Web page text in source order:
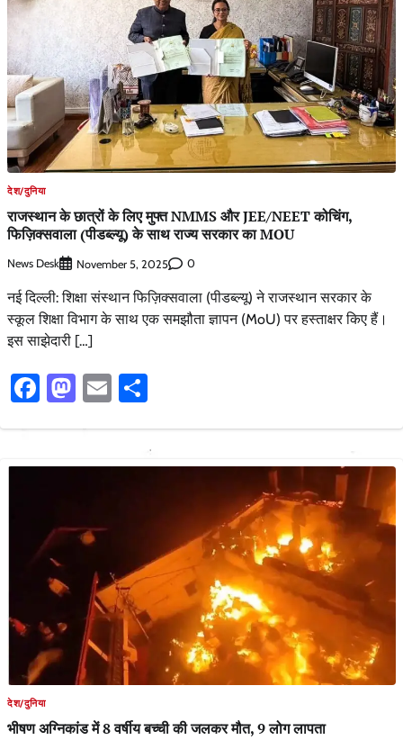
देश/दुनिया
राजस्थान के छात्रों के लिए मुफ्त NMMS और JEE/NEET कोचिंग,
फिज़िक्सवाला (पीडब्ल्यू) के साथ राज्य सरकार का MOU
News Desk November 5, 2025 0
नई दिल्ली: शिक्षा संस्थान फिज़िक्सवाला (पीडब्ल्यू) ने राजस्थान सरकार के
स्कूल शिक्षा विभाग के साथ एक समझौता ज्ञापन (MoU) पर हस्ताक्षर किए हैं।
इस साझेदारी […]
Facebook
Mastodon
Email
देश/दुनिया
भीषण अग्निकांड में 8 वर्षीय बच्ची की जलकर मौत, 9 लोग लापता